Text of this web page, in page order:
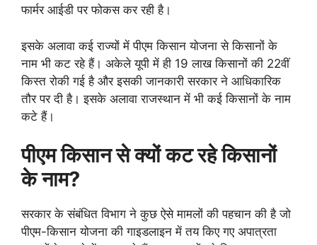
फार्मर आईडी पर फोकस कर रही है।
इसके अलावा कई राज्यों में पीएम किसान योजना से किसानों के
नाम भी कट रहे हैं। अकेले यूपी में ही 19 लाख किसानों की 22वीं
किस्त रोकी गई है और इसकी जानकारी सरकार ने आधिकारिक
तौर पर दी है। इसके अलावा राजस्थान में भी कई किसानों के नाम
कटे हैं।
पीएम किसान से क्यों कट रहे किसानों
के नाम?
सरकार के संबंधित विभाग ने कुछ ऐसे मामलों की पहचान की है जो
पीएम-किसान योजना की गाइडलाइन में तय किए गए अपात्रता